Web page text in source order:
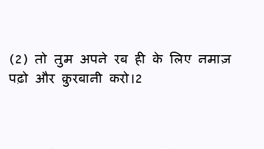
(2) तो तुम अपने रब ही के लिए नमाज़
पढ़ो और क़ुरबानी करो।2